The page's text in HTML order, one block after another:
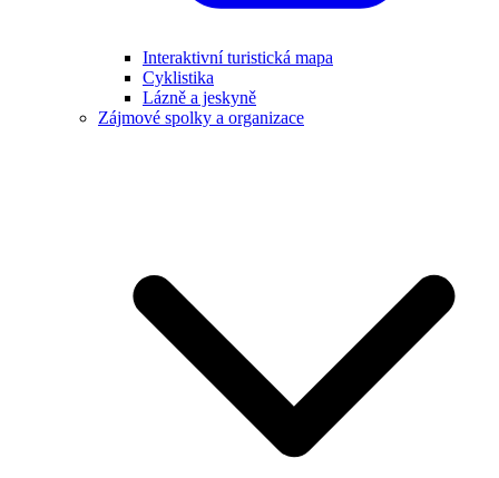
Interaktivní turistická mapa
Cyklistika
Lázně a jeskyně
Zájmové spolky a organizace